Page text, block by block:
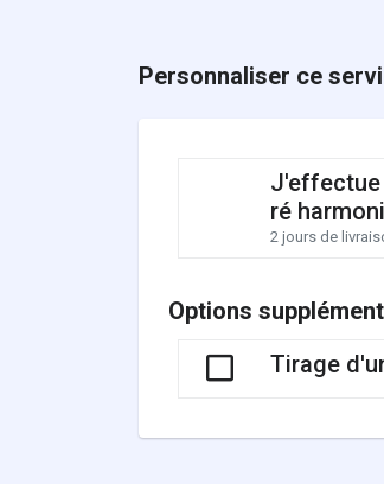
Personnaliser ce
J'effectue
ré
2 jours de
Options
Tirage